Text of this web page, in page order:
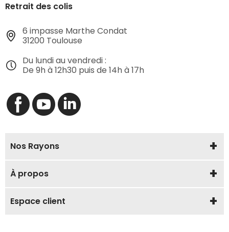
Retrait des colis
6 impasse Marthe Condat
31200 Toulouse
Du lundi au vendredi :
De 9h à 12h30 puis de 14h à 17h
Nos Rayons
À propos
Espace client